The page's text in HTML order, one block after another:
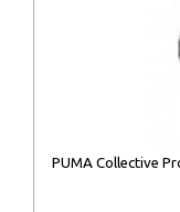
PUMA Collective